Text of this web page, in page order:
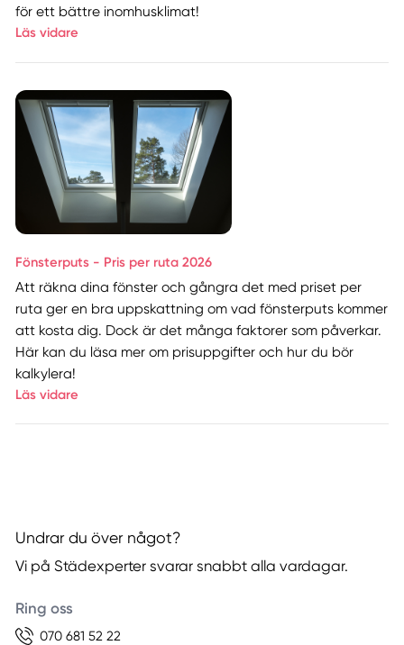
för ett bättre inomhusklimat!
Läs vidare
Fönsterputs - Pris per ruta 2026
Att räkna dina fönster och gångra det med priset per
ruta ger en bra uppskattning om vad fönsterputs kommer
att kosta dig. Dock är det många faktorer som påverkar.
Här kan du läsa mer om prisuppgifter och hur du bör
kalkylera!
Läs vidare
Undrar du över något?
Vi på Städexperter svarar snabbt alla vardagar.
Ring oss
070 681 52 22